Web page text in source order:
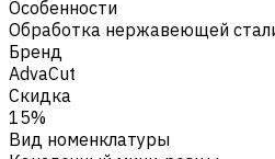
Особенности
Обработка нержавеющей
Бренд
AdvaCut
Скидка
15%
Вид номенклатуры